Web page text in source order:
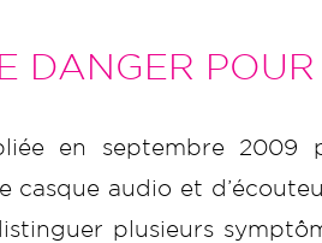
DANGER
en septembre 2009
casque audio et
plusieurs